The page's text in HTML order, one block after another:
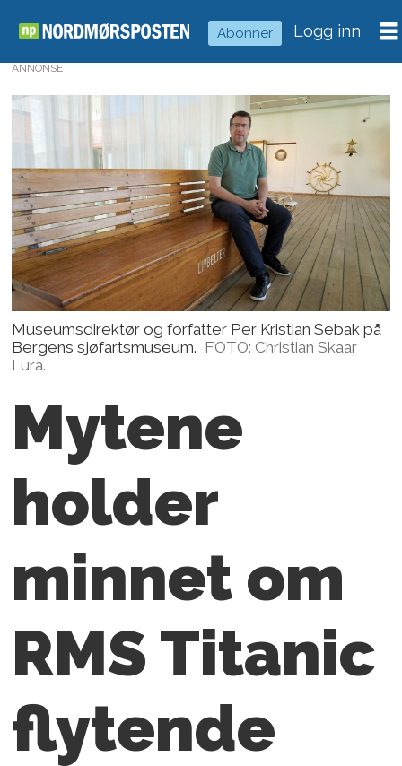
Abonner Logg inn
ANNONSE
Museumsdirektør og forfatter Per Kristian Sebak på
Bergens sjøfartsmuseum. FOTO: Christian Skaar
Lura.
Mytene
holder
minnet om
RMS Titanic
flytende